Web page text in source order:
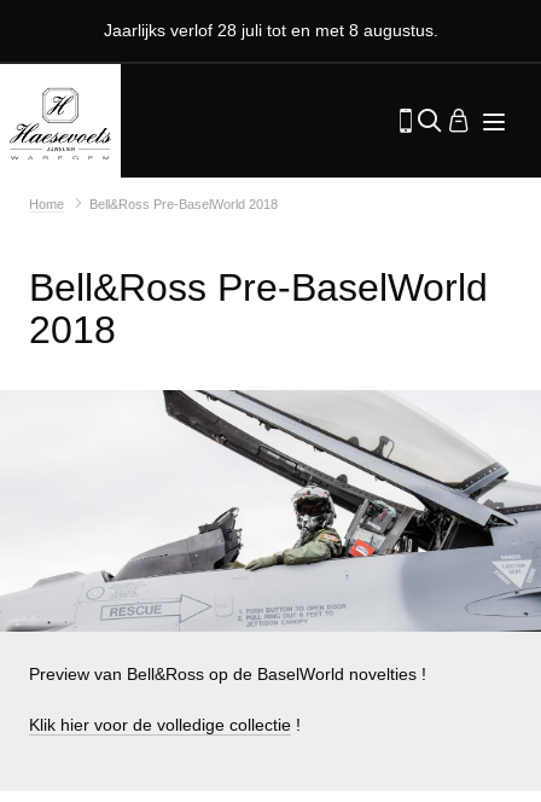
Jaarlijks verlof 28 juli tot en met 8 augustus.
Home Bell&Ross Pre-BaselWorld 2018
Bell&Ross Pre-BaselWorld
2018
Preview van Bell&Ross op de BaselWorld novelties !
Klik hier voor de volledige collectie !